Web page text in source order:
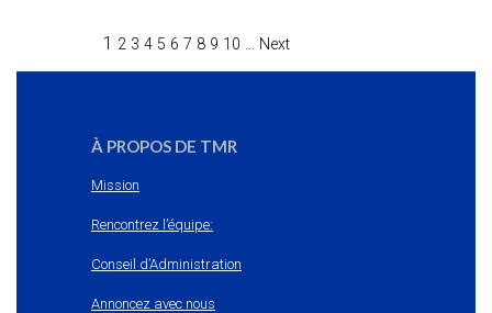
1 2 3 4 5 6 7 8 9 10 Next
À PROPOS DE TMR
Mission
Rencontrez l’équipe:
Conseil d’Administration
Annoncez avec nous